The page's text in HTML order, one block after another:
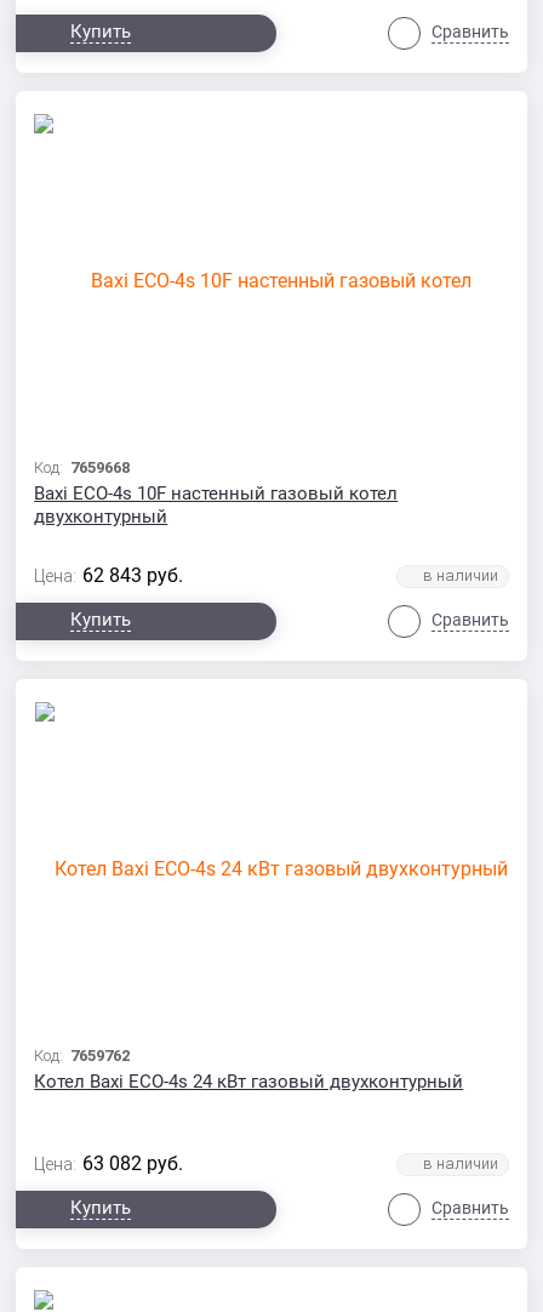
Купить Сравнить
Код: 7659668
Baxi ECO-4s 10F настенный газовый котел
двухконтурный
Цена: 62 843 руб.
Купить Сравнить
Код: 7659762
Котел Baxi ECO-4s 24 кВт газовый двухконтурный
Цена: 63 082 руб.
Купить Сравнить